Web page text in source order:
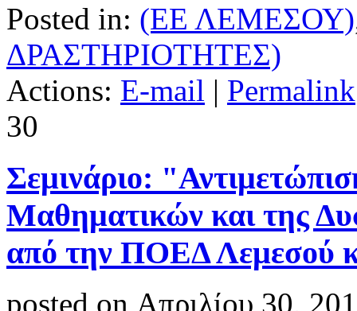
Posted in: (ΕΕ ΛΕΜΕΣΟΥ)
ΔΡΑΣΤΗΡΙΟΤΗΤΕΣ)
Actions: E-mail | Permalink
30
Σεμινάριο:
Μαθηματικών και της
από την ΠΟΕΔ Λεμεσού
posted on Απριλίου 30,